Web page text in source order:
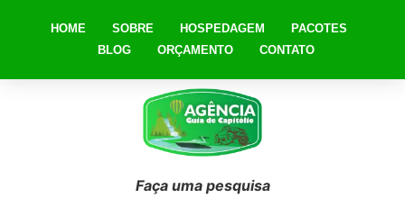
HOME SOBRE HOSPEDAGEM
PACOTES
BLOG
ORÇAMENTO CONTATO
Faça uma pesquisa